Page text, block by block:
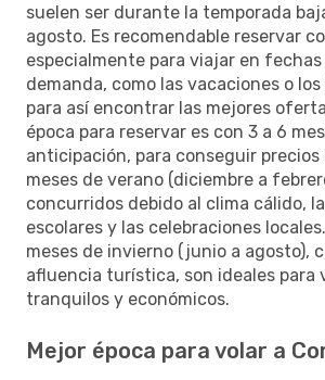
suelen ser durante la temporada
agosto. Es recomendable reservar
especialmente para viajar en
demanda, como las vacaciones o
para así encontrar las mejores
época para reservar es con 3 a 6
anticipación, para conseguir precios
meses de verano (diciembre a
concurridos debido al clima cálido,
escolares y las celebraciones
meses de invierno (junio a agosto),
afluencia turística, son ideales para
tranquilos y económicos.
Mejor época para volar a